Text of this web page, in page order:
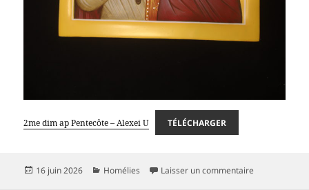
2me dim ap Pentecôte – Alexei U TÉLÉCHARGER
Publié
16 juin 2026 Catégories
Homélies Laisser un commentairesur 14 juin